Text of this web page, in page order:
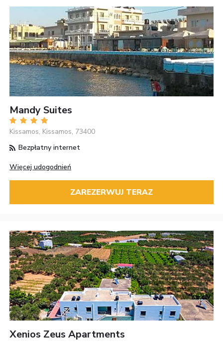
Mandy Suites
Kissamos, Kissamos, 73400
Bezpłatny internet
Więcej udogodnień
ZAREZERWUJ TERAZ
Xenios Zeus Apartments